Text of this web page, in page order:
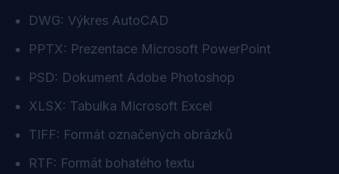
DWG: Výkres AutoCAD
PPTX: Prezentace Microsoft PowerPoint
PSD: Dokument Adobe Photoshop
XLSX: Tabulka Microsoft Excel
TIFF: Formát označených obrázků
RTF: Formát bohatého textu